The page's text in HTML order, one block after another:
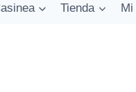
Tienda Mi